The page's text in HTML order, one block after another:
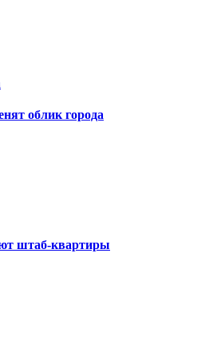
облик города
штаб-квартиры